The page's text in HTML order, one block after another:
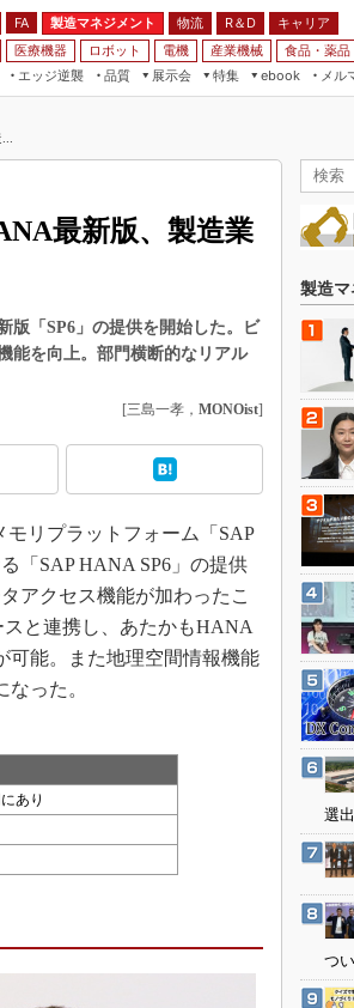
FA 製造マネジメント 物流 R＆D
キャリア
医療機器 ロボット 電機 産業機械 食品・薬品
エッジ逆襲 品質
展示会
ト展
特集
るクルマ
み画像技術
みモデリング
ンタ
ストリー4.0
ーション
場
ネジメント
産
キュリティ
ebook
メル
最新版、製造業
版「SP6」の提供を開始した。ビ
能を向上。部門横断的なリアル
[三島一孝， MONOist]
リプラットフォーム「SAP
「SAP HANA SP6」の提供
アクセス機能が加わったこ
スと連携し、あたかもHANA
可能。また地理空間情報機能
った。
あり
製造
選出
つ